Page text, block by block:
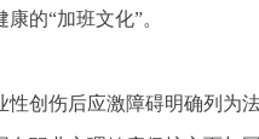
的“加班文化”。
伤后应激障碍明确列为